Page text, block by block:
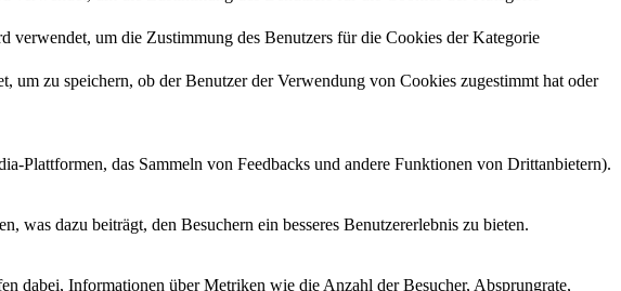
um die Zustimmung des Benutzers für die Cookies der Kategorie
zu speichern, ob der Benutzer der Verwendung von Cookies zugestimmt hat oder
Plattformen, das Sammeln von Feedbacks und andere Funktionen von Drittanbietern).
was dazu beiträgt, den Besuchern ein besseres Benutzererlebnis zu bieten.
dabei, Informationen über Metriken wie die Anzahl der Besucher, Absprungrate,